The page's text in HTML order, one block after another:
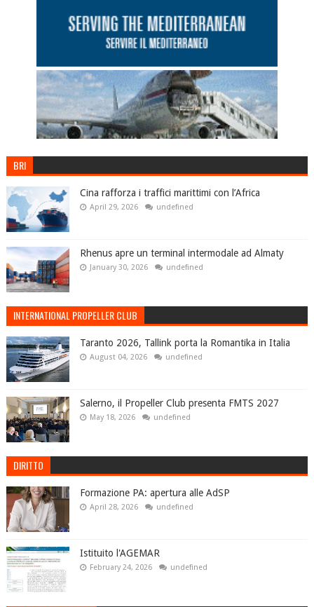
BRI
Cina rafforza i traffici marittimi con l’Africa
April 29, 2026 undefined
Rhenus apre un terminal intermodale ad Almaty
January 30, 2026 undefined
INTERNATIONAL PROPELLER CLUB
Taranto 2026, Tallink porta la Romantika in Italia
August 04, 2026 undefined
Salerno, il Propeller Club presenta FMTS 2027
May 18, 2026 undefined
DIRITTO
Formazione PA: apertura alle AdSP
April 28, 2026 undefined
Istituito l'AGEMAR
February 24, 2026 undefined